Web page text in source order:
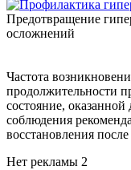
Предотвращение
осложнений
Частота
продолжительности
состояние,
соблюдения
восстановления
Нет рекламы 2